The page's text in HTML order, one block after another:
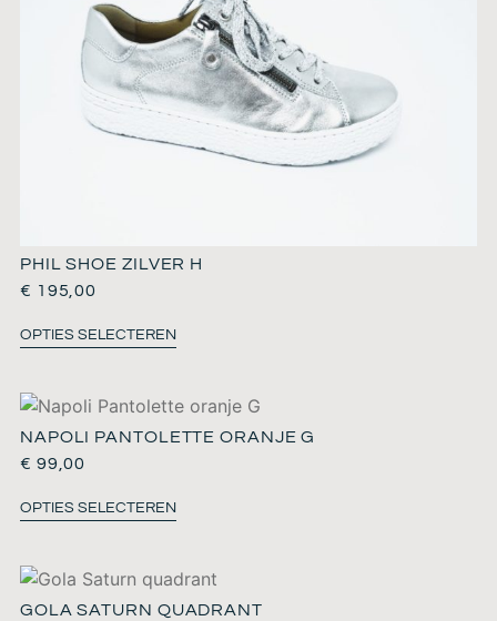
PHIL SHOE ZILVER H
€ 195,00
OPTIES SELECTEREN
NAPOLI PANTOLETTE ORANJE G
€ 99,00
OPTIES SELECTEREN
GOLA SATURN QUADRANT